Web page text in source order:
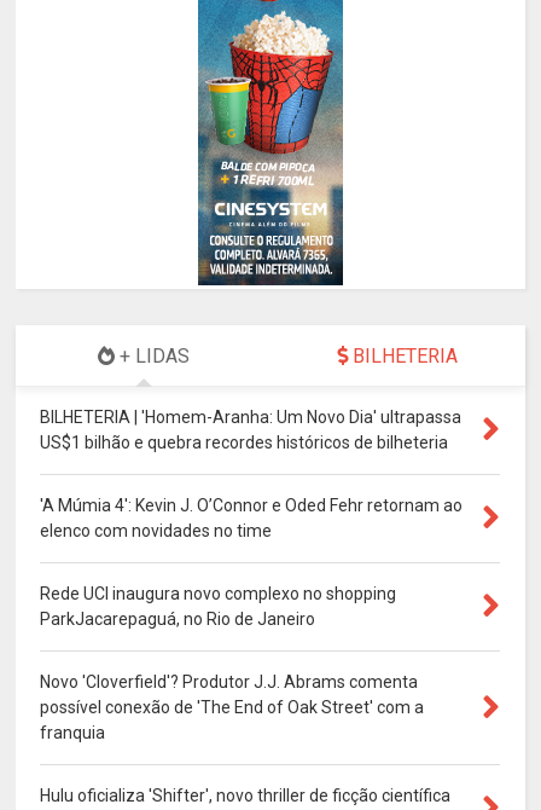
+ LIDAS BILHETERIA
BILHETERIA | 'Homem-Aranha: Um Novo Dia' ultrapassa
US$1 bilhão e quebra recordes históricos de bilheteria
'A Múmia 4': Kevin J. O’Connor e Oded Fehr retornam ao
elenco com novidades no time
Rede UCI inaugura novo complexo no shopping
ParkJacarepaguá, no Rio de Janeiro
Novo 'Cloverfield'? Produtor J.J. Abrams comenta
possível conexão de 'The End of Oak Street' com a
franquia
Hulu oficializa 'Shifter', novo thriller de ficção científica